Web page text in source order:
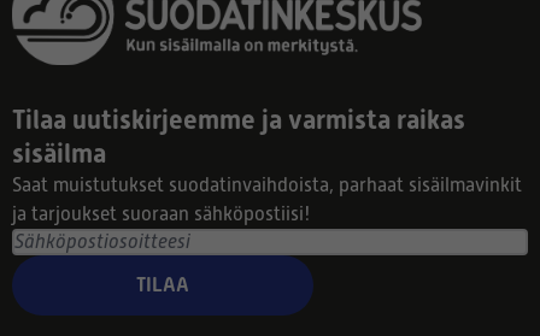
Tilaa uutiskirjeemme ja varmista raikas
sisäilma
Saat muistutukset suodatinvaihdoista, parhaat sisäilmavinkit
ja tarjoukset suoraan sähköpostiisi!
TILAA